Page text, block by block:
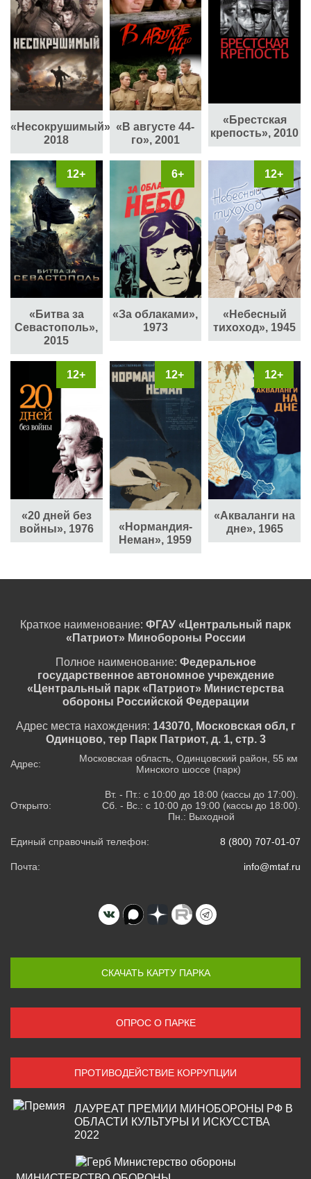
«Несокрушимый»,
2018
«В августе 44-
го», 2001
«Брестская
крепость», 2010
12+
«Битва за
Севастополь»,
2015
6+
«За облаками»,
1973
12+
«Небесный
тихоход», 1945
12+
«20 дней без
войны», 1976
12+
«Нормандия-
Неман», 1959
12+
«Акваланги на
дне», 1965
Краткое наименование: ФГАУ «Центральный парк
«Патриот» Минобороны России
Полное наименование: Федеральное
государственное автономное учреждение
«Центральный парк «Патриот» Министерства
обороны Российской Федерации
Адрес места нахождения: 143070, Московская обл, г
Одинцово, тер Парк Патриот, д. 1, стр. 3
Адрес:
Московская область, Одинцовский район, 55 км
Минского шоссе (парк)
Открыто:
Вт. - Пт.: с 10:00 до 18:00 (кассы до 17:00).
Сб. - Вс.: с 10:00 до 19:00 (кассы до 18:00).
Пн.: Выходной
Единый справочный телефон: 8 (800) 707-01-07
Почта: info@mtaf.ru
СКАЧАТЬ КАРТУ ПАРКА
ОПРОС О ПАРКЕ
ПРОТИВОДЕЙСТВИЕ КОРРУПЦИИ
ЛАУРЕАТ ПРЕМИИ МИНОБОРОНЫ РФ В
ОБЛАСТИ КУЛЬТУРЫ И ИСКУССТВА
2022